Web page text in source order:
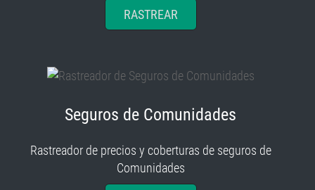
RASTREAR
Seguros de Comunidades
Rastreador de precios y coberturas de seguros de
Comunidades